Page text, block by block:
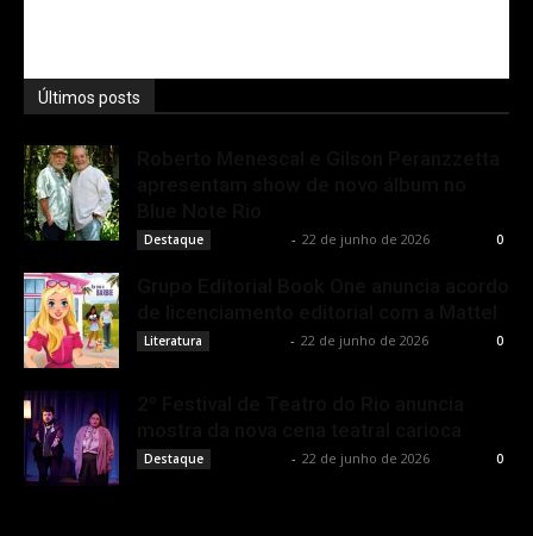
Últimos posts
Destaque - 22 de junho de 2026 0
Literatura - 22 de junho de 2026 0
Destaque - 22 de junho de 2026 0